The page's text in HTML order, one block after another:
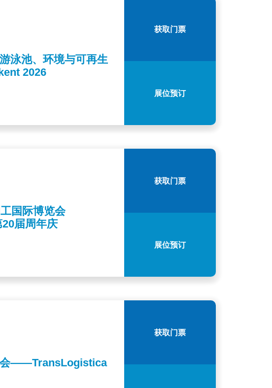
泳池、环境与可再生
2026
获取门票
展位预订
国际博览会
届周年庆
获取门票
展位预订
会——TransLogistica
获取门票